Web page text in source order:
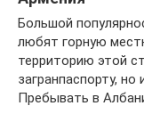
Большой
любят горную
территорию этой
загранпаспорту,
Пребывать в